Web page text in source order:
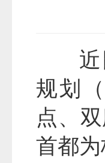
规划
点、
首都